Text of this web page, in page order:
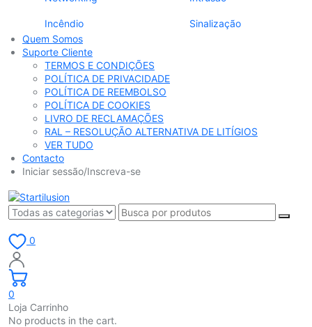
Incêndio
Sinalização
Quem Somos
Suporte Cliente
TERMOS E CONDIÇÕES
POLÍTICA DE PRIVACIDADE
POLÍTICA DE REEMBOLSO
POLÍTICA DE COOKIES
LIVRO DE RECLAMAÇÕES
RAL – RESOLUÇÃO ALTERNATIVA DE LITÍGIOS
VER TUDO
Contacto
Iniciar sessão/Inscreva-se
0
0
Loja Carrinho
No products in the cart.